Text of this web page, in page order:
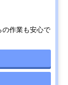
の作業も安心で